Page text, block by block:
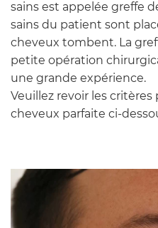
sains est appelée greffe
sains du patient sont
cheveux tombent. La
petite opération
une grande expérience.
Veuillez revoir les
cheveux parfaite ci-